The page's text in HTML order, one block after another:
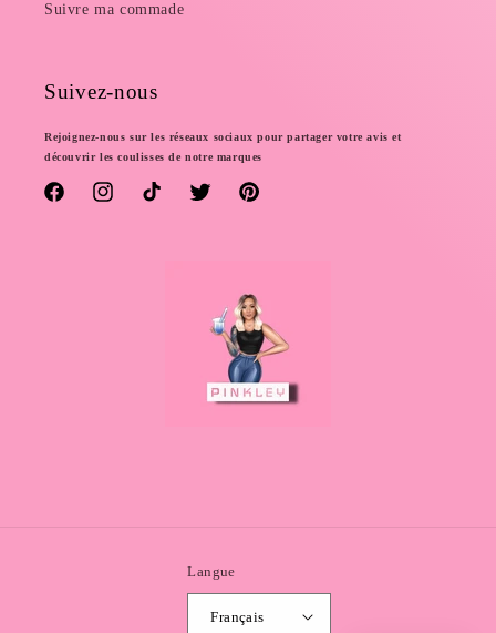
Suivre ma commade
Suivez-nous
Rejoignez-nous sur les réseaux sociaux pour partager votre avis et
découvrir les coulisses de notre marques
FacebookInstagramTikTok Twitter Pinterest
Langue
Français